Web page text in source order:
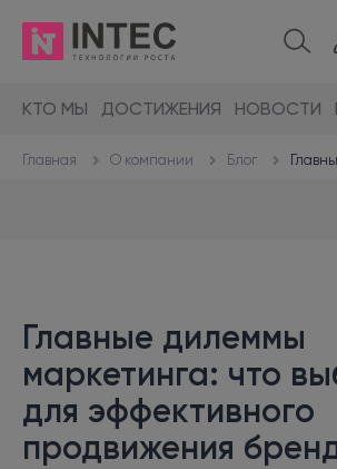
КТО МЫ ДОСТИЖЕНИЯ НОВОСТИ
Главная О компании Блог
Главные дилеммы
маркетинга: что
для эффективного
продвижения